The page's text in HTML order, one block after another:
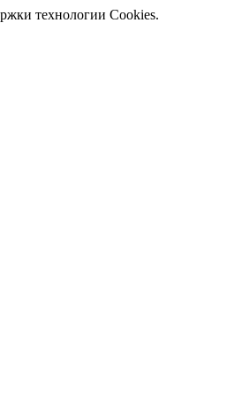
технологии Cookies.